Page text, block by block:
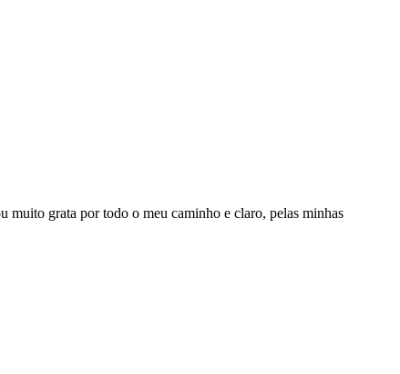
muito grata por todo o meu caminho e claro, pelas minhas